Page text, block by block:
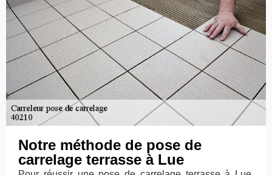
Notre méthode de pose de
carrelage terrasse à Lue